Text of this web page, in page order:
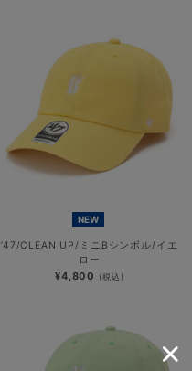
NEW
’47/CLEAN UP/ミニBシンボル/イエ
ロー
¥4,800 (税込)